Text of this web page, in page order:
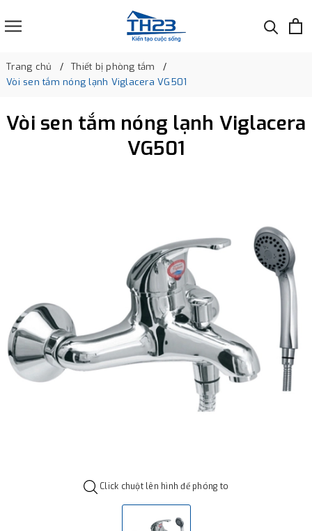
Trang chủ
Thiết bị phòng tắm
Vòi sen tắm nóng lạnh Viglacera VG501
Vòi sen tắm nóng lạnh Viglacera
VG501
Click chuột lên hình để phóng to